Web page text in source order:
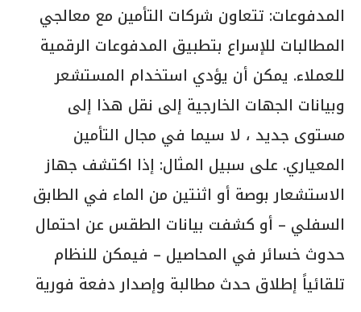
المدفوعات: تتعاون شركات التأمين مع معالجي
المطالبات للإسراع بتطبيق المدفوعات الرقمية
للعملاء. يمكن أن يؤدي استخدام المستشعر
وبيانات الجهات الخارجية إلى نقل هذا إلى
مستوى جديد ، لا سيما في مجال التأمين
المعياري. على سبيل المثال: إذا اكتشف جهاز
الاستشعار بوصة أو اثنتين من الماء في الطابق
السفلي – أو كشفت بيانات الطقس عن احتمال
حدوث خسائر في المحاصيل – فيمكن للنظام
تلقائياً إطلاق حدث مطالبة وإصدار دفعة فورية